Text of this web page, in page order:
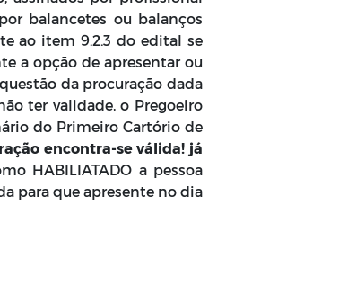
balancetes ou balanços
ao item 9.2.3 do edital se
a opção de apresentar ou
da procuração dada
ter validade, o Pregoeiro
do Primeiro Cartório de
encontra-se válida! já
HABILIATADO a pessoa
para que apresente no dia